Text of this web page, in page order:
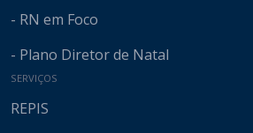
- RN em Foco
- Plano Diretor de Natal
SERVIÇOS
REPIS